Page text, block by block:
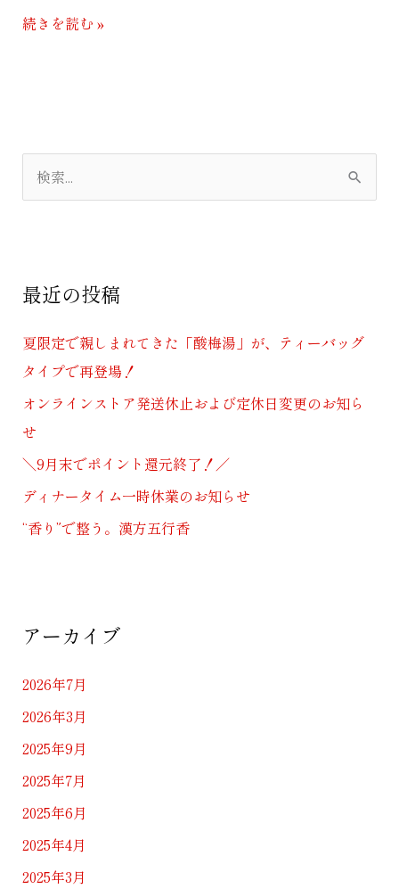
募
続きを読む »
索
:最近の投稿
夏限定で親しまれてきた「酸梅湯」が、ティーバッグ
タイプで再登場！
オンラインストア発送休止および定休日変更のお知ら
せ
＼9月末でポイント還元終了！／
ディナータイム一時休業のお知らせ
“香り”で整う。漢方五行香
アーカイブ
2026年7月
2026年3月
2025年9月
2025年7月
2025年6月
2025年4月
2025年3月